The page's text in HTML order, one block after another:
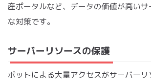
産ポータルなど、データの価値が高い
な対策です。
サーバーリソースの保護
ボットによる大量アクセスがサーバーリ